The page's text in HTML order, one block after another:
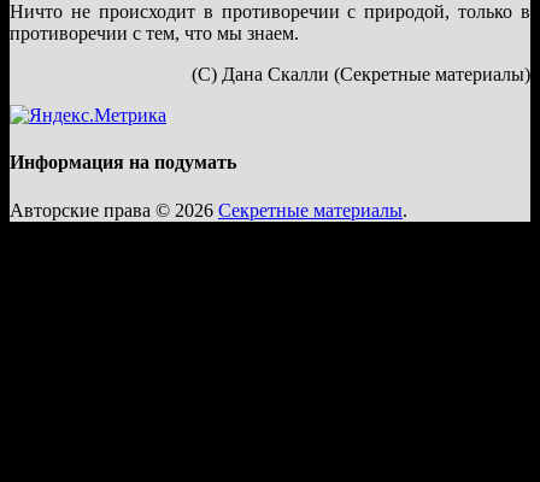
Ничто не происходит в противоречии с природой, только в
противоречии с тем, что мы знаем.
(С) Дана Скалли (Секретные материалы)
Информация на подумать
Авторские права © 2026 Секретные материалы.